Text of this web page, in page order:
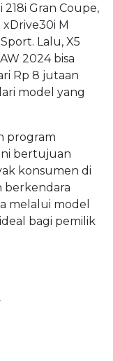
Gran Coupe,
M
Lalu, X5
2024 bisa
Rp 8 jutaan
model yang
program
bertujuan
konsumen di
berkendara
melalui model
bagi pemilik